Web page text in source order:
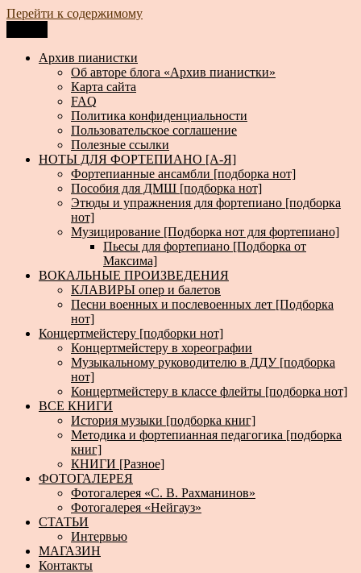
Перейти к содержимому
Архив пианистки
Всё для пианистов: ноты, книги, музыка, статьи…
Архив пианистки
Об авторе блога «Архив пианистки»
Карта сайта
FAQ
Политика конфиденциальности
Пользовательское соглашение
Полезные ссылки
НОТЫ ДЛЯ ФОРТЕПИАНО [А-Я]
Фортепианные ансамбли [подборка нот]
Пособия для ДМШ [подборка нот]
Этюды и упражнения для фортепиано [подборка
нот]
Музицирование [Подборка нот для фортепиано]
Пьесы для фортепиано [Подборка от
Максима]
ВОКАЛЬНЫЕ ПРОИЗВЕДЕНИЯ
КЛАВИРЫ опер и балетов
Песни военных и послевоенных лет [Подборка
нот]
Концертмейстеру [подборки нот]
Концертмейстеру в хореографии
Музыкальному руководителю в ДДУ [подборка
нот]
Концертмейстеру в классе флейты [подборка нот]
ВСЕ КНИГИ
История музыки [подборка книг]
Методика и фортепианная педагогика [подборка
книг]
КНИГИ [Разное]
ФОТОГАЛЕРЕЯ
Фотогалерея «С. В. Рахманинов»
Фотогалерея «Нейгауз»
СТАТЬИ
Интервью
МАГАЗИН
Контакты